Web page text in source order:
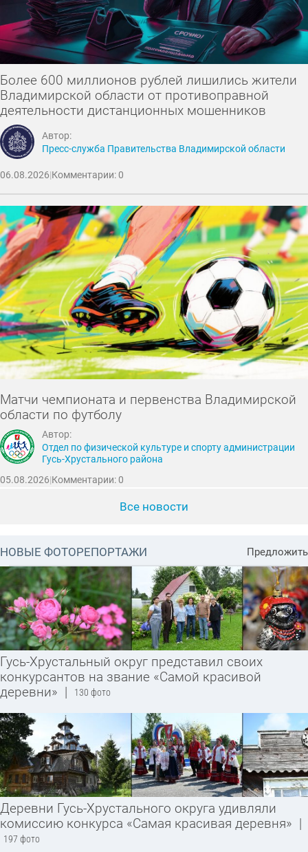
Более 600 миллионов рублей лишились жители
Владимирской области от противоправной
деятельности дистанционных мошенников
Автор:
Пресс-служба Правительства Владимирской области
06.08.2026|Комментарии: 0
Матчи чемпионата и первенства Владимирской
области по футболу
Автор:
Отдел по физической культуре и спорту администрации
Гусь-Хрустального района
05.08.2026|Комментарии: 0
Все новости
НОВЫЕ ФОТОРЕПОРТАЖИ Предложить
Гусь-Хрустальный округ представил своих
конкурсантов на звание «Самой красивой
деревни» | 130 фото
Деревни Гусь-Хрустального округа удивляли
комиссию конкурса «Самая красивая деревня» |
197 фото